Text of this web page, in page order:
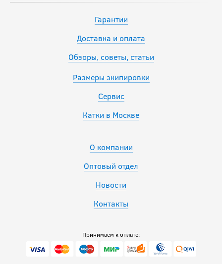
Гарантии
Доставка и оплата
Обзоры, советы, статьи
Размеры экипировки
Сервис
Катки в Москве
О компании
Оптовый отдел
Новости
Контакты
Принимаем к оплате: